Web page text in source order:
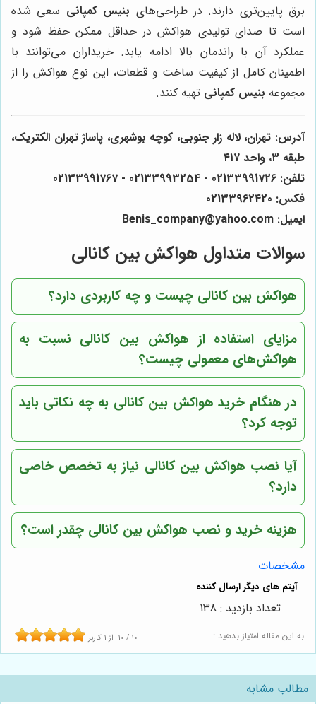
برق پایین‌تری دارند. در طراحی‌های بنیس کمپانی سعی شده
است تا صدای تولیدی هواکش در حداقل ممکن حفظ شود و
عملکرد آن با راندمان بالا ادامه یابد. خریداران می‌توانند با
اطمینان کامل از کیفیت ساخت و قطعات، این نوع هواکش را از
مجموعه بنیس کمپانی تهیه کنند.
آدرس: تهران، لاله زار جنوبی، کوچه بوشهری، پاساژ تهران الکتریک،
طبقه ۳، واحد ۴۱۷
تلفن: 02133991726 - 02133993254 - 02133991767
فکس: 02133962420
ایمیل: Benis_company@yahoo.com
سوالات متداول هواکش بین کانالی
هواکش بین کانالی چیست و چه کاربردی دارد؟
مزایای استفاده از هواکش بین کانالی نسبت به
هواکش‌های معمولی چیست؟
در هنگام خرید هواکش بین کانالی به چه نکاتی باید
توجه کرد؟
آیا نصب هواکش بین کانالی نیاز به تخصص خاصی
دارد؟
هزینه خرید و نصب هواکش بین کانالی چقدر است؟
مشخصات
به این مقاله امتیاز بدهید : 10 / 10 از 1 کاربر
تعداد بازدید : 138
مطالب مشابه